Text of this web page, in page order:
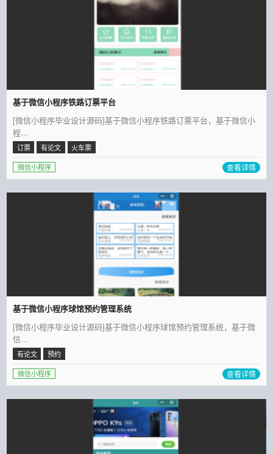
基于微信小程序铁路订票平台
[微信小程序毕业设计源码]基于微信小程序铁路订票平台，基于微信小
程...
订票 有论文 火车票
微信小程序 查看详情
基于微信小程序球馆预约管理系统
[微信小程序毕业设计源码]基于微信小程序球馆预约管理系统，基于微
信...
有论文 预约
微信小程序 查看详情